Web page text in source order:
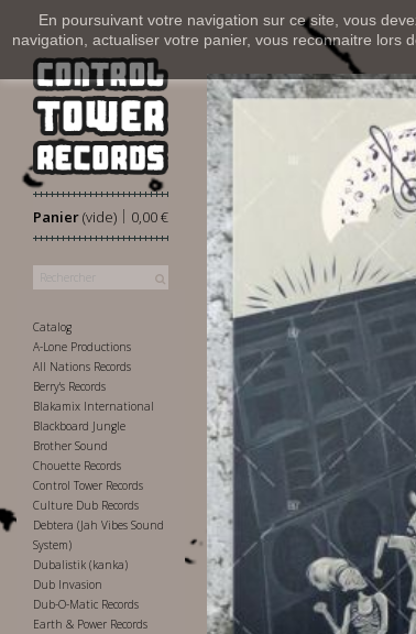
En poursuivant votre navigation sur ce site, vous
navigation, actualiser votre panier, vous reconnaitre lors
Panier 0,00 €
|
(vide)
Catalog
A-Lone Productions
All Nations Records
Berry's Records
Blakamix International
Blackboard Jungle
Brother Sound
Chouette Records
Control Tower Records
Culture Dub Records
Debtera (Jah Vibes Sound
System)
Dubalistik (kanka)
Dub Invasion
Dub-O-Matic Records
Earth & Power Records